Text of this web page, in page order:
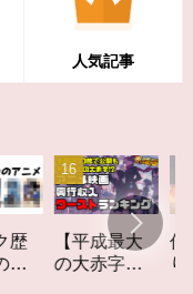
人気記事
【平成最大
の大赤字】
作家性
りかす